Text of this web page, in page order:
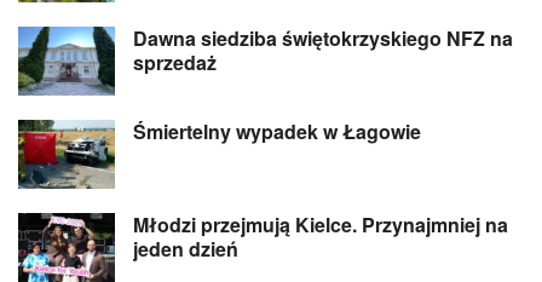
Dawna siedziba świętokrzyskiego NFZ na
sprzedaż
Śmiertelny wypadek w Łagowie
Młodzi przejmują Kielce. Przynajmniej na
jeden dzień